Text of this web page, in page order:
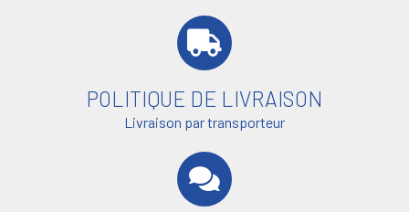
POLITIQUE DE LIVRAISON
Livraison par transporteur